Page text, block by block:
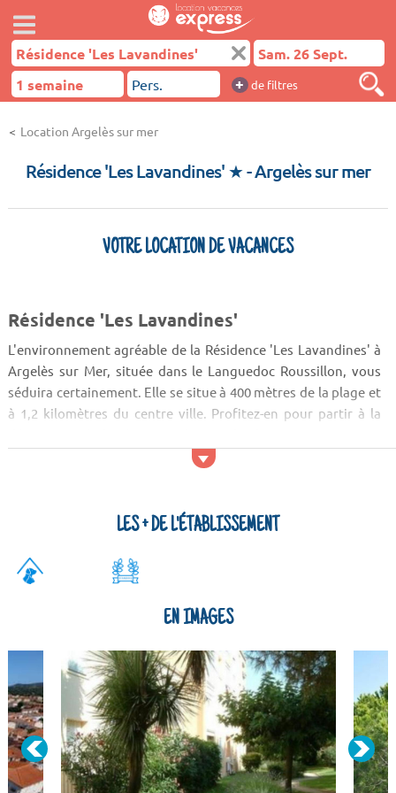
+ de filtres
Location Argelès sur mer
Résidence 'Les Lavandines' ★- Argelès sur mer
VOTRE LOCATION DE VACANCES
Résidence 'Les Lavandines'
L'environnement agréable de la Résidence 'Les Lavandines' à
Argelès sur Mer, située dans le Languedoc Roussillon, vous
séduira certainement. Elle se situe à 400 mètres de la plage et
à 1,2 kilomètres du centre ville. Profitez-en pour partir à la
pourrez aller visiter le Cova de l'Alarb, un monument...
LES + DE L'ÉTABLISSEMENT
EN IMAGES